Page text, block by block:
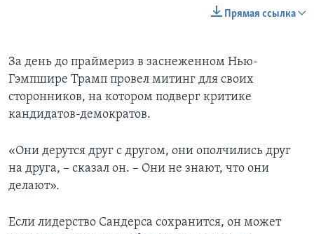
Прямая ссылка
За день до праймериз в заснеженном Нью-
Гэмпшире Трамп провел митинг для своих
сторонников, на котором подверг критике
кандидатов-демократов.
«Они дерутся друг с другом, они ополчились друг
на друга, – сказал он. – Они не знают, что они
делают».
Если лидерство Сандерса сохранится, он может